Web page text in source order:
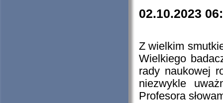
02.10.2023
Z wielkim
Wielkiego
rady naukowej
niezwykle
Profesora